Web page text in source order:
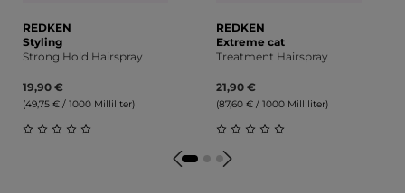
REDKEN
Styling
Strong Hold Hairspray
19,90 €
(49,75 € / 1000 Milliliter)
Durchschnittliche Bewertung von 0 von 5 Sternen
REDKEN
Extreme cat
Treatment Hairspray
21,90 €
(87,60 € / 1000 Milliliter)
Durchschnittliche